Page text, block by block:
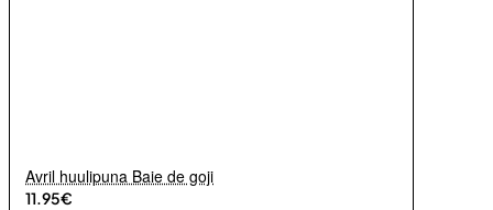
Avril huulipuna Baie de goji
11.95€